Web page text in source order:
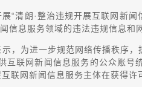
清朗·整治违规开展互联网新闻
信息服务领域的违法违规信息
为进一步规范网络传播秩序，
互联网新闻信息服务的公众账号
联网新闻信息服务主体在获得